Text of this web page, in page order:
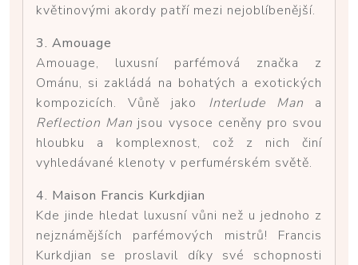
květinovými akordy patří mezi nejoblíbenější.
3. Amouage
Amouage, luxusní parfémová značka z
Ománu, si zakládá na bohatých a exotických
kompozicích. Vůně jako Interlude Man a
Reflection Man jsou vysoce ceněny pro svou
hloubku a komplexnost, což z nich činí
vyhledávané klenoty v perfumérském světě.
4. Maison Francis Kurkdjian
Kde jinde hledat luxusní vůni než u jednoho z
nejznámějších parfémových mistrů! Francis
Kurkdjian se proslavil díky své schopnosti